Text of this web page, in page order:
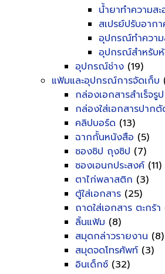
น้ำยาทำความสะ
สเปรย์ปรับอาก
อุปกรณ์ทำความ
อุปกรณ์สำหรับ
อุปกรณ์ช่าง (19)
แฟ้มและอุปกรณ์การจัดเก็บ
กล่องเอกสารสำเร็จรูป
กล่องใส่เอกสารปากตั
คลิปบอร์ด (13)
ฉากกั้นหนังสือ (5)
ซองซิป ถุงซิป (7)
ซองเอนกประสงค์ (11)
ตาไก่พลาสติก (3)
ตู้ใส่เอกสาร (25)
ถาดใส่เอกสาร ตะกร้า
ลิ้นแฟ้ม (8)
สมุดกล่าวรายงาน (8)
สมุดจดโทรศัพท์ (3)
อินเด็กซ์ (32)